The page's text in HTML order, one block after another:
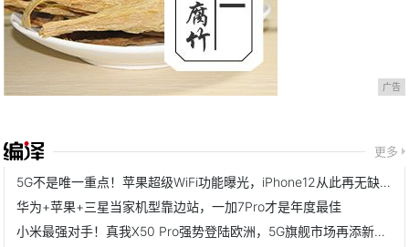
广告
更多
5G不是唯一重点！苹果超级WiFi功能曝光，iPhone12从此再无缺点
华为+苹果+三星当家机型靠边站，一加7Pro才是年度最佳
小米最强对手！真我X50 Pro强势登陆欧洲，5G旗舰市场再添新标杆